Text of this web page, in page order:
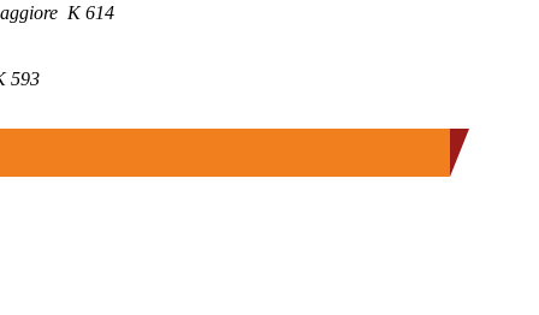
K 614
593